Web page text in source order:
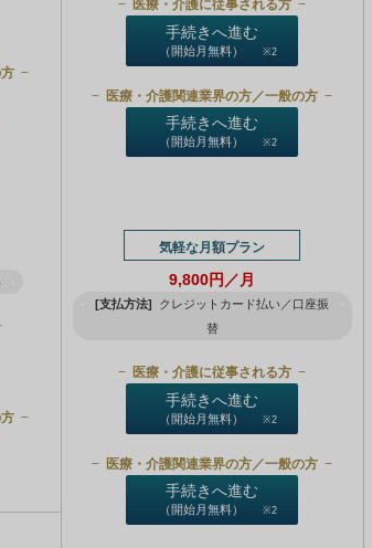
医療・介護に従事される方
手続きへ進む
（開始月無料） ※2
医療・介護関連業界の方／一般の方
手続きへ進む
（開始月無料） ※2
気軽な月額プラン
9,800円／月
[支払方法]
クレジットカード払い／口座振
替
医療・介護に従事される方
手続きへ進む
（開始月無料） ※2
医療・介護関連業界の方／一般の方
手続きへ進む
（開始月無料） ※2